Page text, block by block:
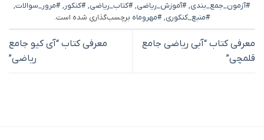
#آزمون_جمع_بندی,#آموزش_ریاضی,#کتاب_ریاضی,#کنکور,#مرور_سوالات,
#منبع_کنکوری,#مهروماه برچسب‌گذاری شده است.
معرفی کتاب “آبی ریاضی جامع
قلمچی”
معرفی کتاب “آی کیو جامع
ریاضی”